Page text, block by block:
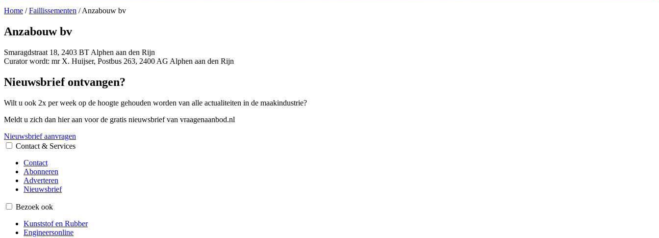
Home /Faillissementen /Anzabouw bv
Anzabouw bv
Smaragdstraat 18, 2403 BT Alphen aan den Rijn
Curator wordt: mr X. Huijser, Postbus 263, 2400 AG Alphen aan den Rijn
Nieuwsbrief ontvangen?
Wilt u ook 2x per week op de hoogte gehouden worden van alle actualiteiten in de maakindustrie?
Meldt u zich dan hier aan voor de gratis nieuwsbrief van vraagenaanbod.nl
Nieuwsbrief aanvragen
Contact & Services
Contact
Abonneren
Adverteren
Nieuwsbrief
Bezoek ook
Kunststof en Rubber
Engineersonline